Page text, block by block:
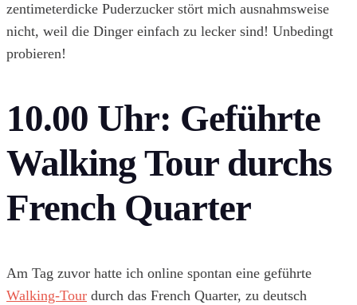
zentimeterdicke Puderzucker stört mich ausnahmsweise
nicht, weil die Dinger einfach zu lecker sind! Unbedingt
probieren!
10.00 Uhr: Geführte
Walking Tour durchs
French Quarter
Am Tag zuvor hatte ich online spontan eine geführte
Walking-Tour durch das French Quarter, zu deutsch